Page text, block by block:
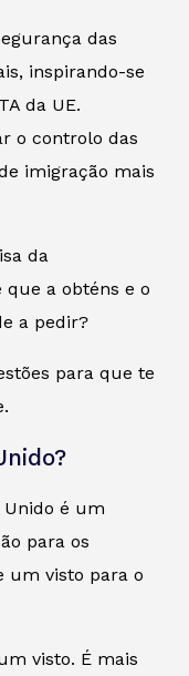
das
inspirando-se
da UE.
o controlo das
imigração mais
da
que a obténs e o
a pedir?
para que te
Unido é um
para os
um visto para o
visto. É mais